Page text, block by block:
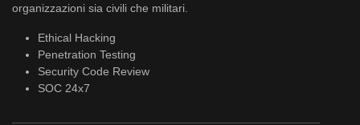
organizzazioni sia civili che militari.
Ethical Hacking
Penetration Testing
Security Code Review
SOC 24x7